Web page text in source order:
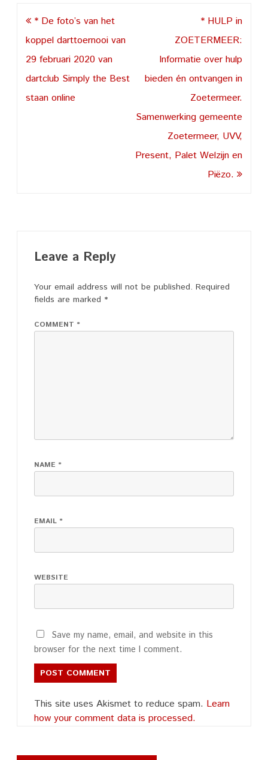
Post
navigation
* De foto’s van het
koppel darttoernooi van
29 februari 2020 van
dartclub Simply the Best
staan online
* HULP in
ZOETERMEER:
Informatie over hulp
bieden én ontvangen in
Zoetermeer.
Samenwerking gemeente
Zoetermeer, UVV,
Present, Palet Welzijn en
Piëzo.
Leave a Reply
Your email address will not be published. Required
fields are marked *
COMMENT *
NAME *
EMAIL *
WEBSITE
Save my name, email, and website in this
browser for the next time I comment.
This site uses Akismet to reduce spam. Learn
how your comment data is processed.